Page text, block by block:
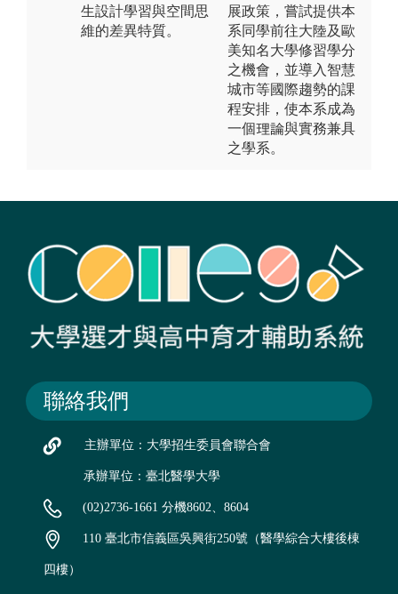
生設計學習與空間思
維的差異特質。
展政策，嘗試提供本
系同學前往大陸及歐
美知名大學修習學分
之機會，並導入智慧
城市等國際趨勢的課
程安排，使本系成為
一個理論與實務兼具
之學系。
聯絡我們
主辦單位：大學招生委員會聯合會
承辦單位：臺北醫學大學
(02)2736-1661 分機8602、8604
110 臺北市信義區吳興街250號（醫學綜合大樓後棟
四樓）